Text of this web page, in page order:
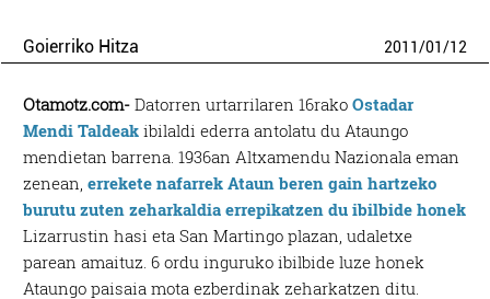
Goierriko Hitza 2011/01/12
Otamotz.com-Datorren urtarrilaren 16rakoOstadar
Mendi Taldeak ibilaldi ederra antolatu du Ataungo
mendietan barrena. 1936an Altxamendu Nazionala eman
zenean,errekete nafarrek Ataun beren gain hartzeko
burutu zuten zeharkaldia errepikatzen du ibilbide honek
Lizarrustin hasi eta San Martingo plazan, udaletxe
parean amaituz. 6 ordu inguruko ibilbide luze honek
Ataungo paisaia mota ezberdinak zeharkatzen ditu.